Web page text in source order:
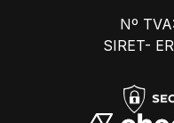
Nº
SIRET-